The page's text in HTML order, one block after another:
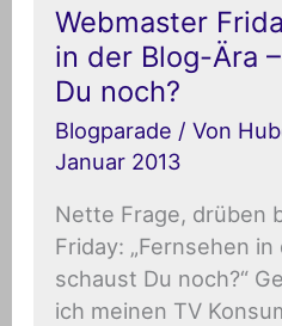
Webmaster
in der Blog-Ära
Du noch?
Blogparade / Von
Januar 2013
Nette Frage, drüben
Friday: „Fernsehen
schaust Du noch?“
ich meinen TV
Webmaster
Friday:
Fernsehen
der
Blog-
Ära
–
schaust
Du
noch?